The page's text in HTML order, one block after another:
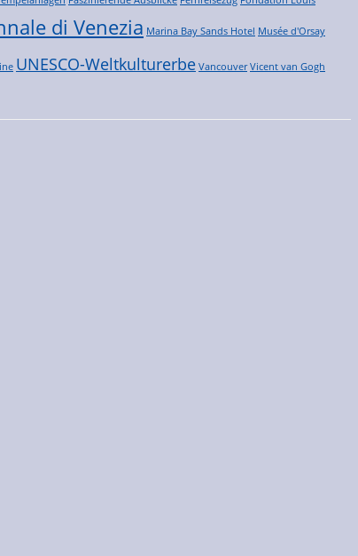
di Venezia Marina Bay Sands Hotel Musée d'Orsay
UNESCO-Weltkulturerbe Vancouver Vicent van Gogh